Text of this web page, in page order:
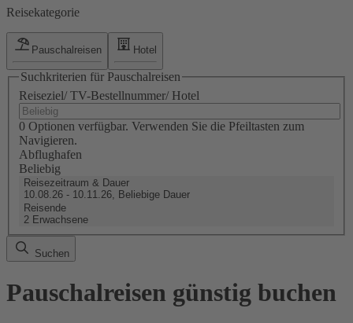
Reisekategorie
Pauschalreisen Hotel
Suchkriterien für Pauschalreisen
Reiseziel/ TV-Bestellnummer/ Hotel
0 Optionen verfügbar. Verwenden Sie die Pfeiltasten zum
Navigieren.
Abflughafen
Beliebig
Reisezeitraum & Dauer
10.08.26 - 10.11.26, Beliebige Dauer
Reisende
2 Erwachsene
Suchen
Pauschalreisen günstig buchen